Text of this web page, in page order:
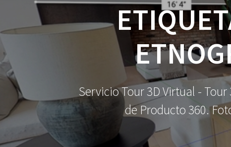
Servicio Tour 3D Virtual -
de Producto 360.